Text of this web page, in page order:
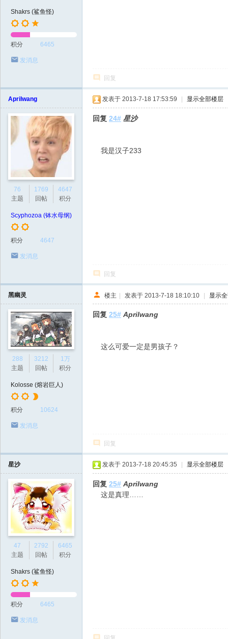
Shakrs (鲨鱼怪)
积分 6465
发消息
回复
Aprilwang
76
主题
1769
回帖
4647
积分
Scyphozoa (钵水母纲)
积分 4647
发消息
发表于 2013-7-18 17:53:59 显示全部楼层
回复 24# 星沙
我是汉子233
回复
黑幽灵
288
主题
3212
回帖
1万
积分
Kolosse (熔岩巨人)
积分 10624
发消息
楼主 | 发表于 2013-7-18 18:10:10 | 显示
回复 25# Aprilwang
这么可爱一定是男孩子？
回复
星沙
47
主题
2792
回帖
6465
积分
Shakrs (鲨鱼怪)
积分 6465
发消息
发表于 2013-7-18 20:45:35 显示全部楼层
回复 25# Aprilwang
这是真理……